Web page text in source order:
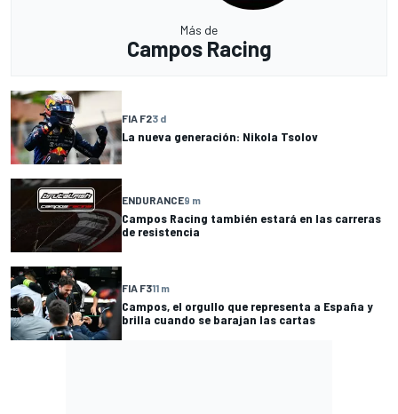
Más de
Campos Racing
FIA F23 d
La nueva generación: Nikola Tsolov
ENDURANCE9 m
Campos Racing también estará en las carreras
de resistencia
FIA F311 m
Campos, el orgullo que representa a España y
brilla cuando se barajan las cartas